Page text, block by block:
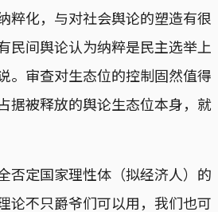
粹化，与对社会舆论的塑造有很
民间舆论认为纳粹是民主选举上
。审查对生态位的控制固然值得
据被释放的舆论生态位本身，就
否定国家理性体（拟经济人）的
论不只爵爷们可以用，我们也可